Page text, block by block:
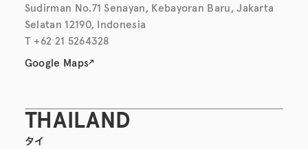
Sudirman No.71 Senayan, Kebayoran Baru, Jakarta
Selatan 12190, Indonesia
T +62 21 5264328
Google Maps
THAILAND
タイ